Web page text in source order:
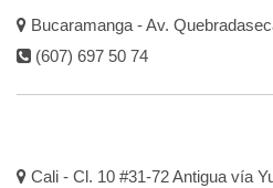
Bucaramanga - Av.
(607) 697 50 74
Cali - Cl. 10 #31-72 Antigua vía